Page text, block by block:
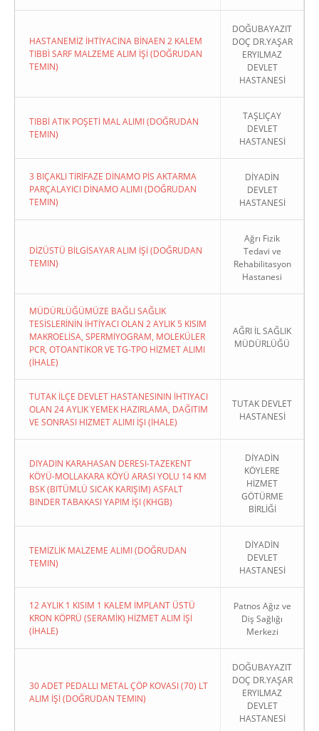
HASTANEMİZ İHTİYACINA BİNAEN 2 KALEM
TIBBİ SARF MALZEME ALIM İŞİ (DOĞRUDAN
TEMIN)
DOĞUBAYAZIT
DOÇ DR.YAŞAR
ERYILMAZ
DEVLET
HASTANESİ
TIBBİ ATIK POŞETİ MAL ALIMI (DOĞRUDAN
TEMIN)
TAŞLIÇAY
DEVLET
HASTANESİ
3 BIÇAKLI TİRİFAZE DİNAMO PİS AKTARMA
PARÇALAYICI DİNAMO ALIMI (DOĞRUDAN
TEMIN)
DİYADİN
DEVLET
HASTANESİ
DİZÜSTÜ BİLGİSAYAR ALIM İŞİ (DOĞRUDAN
TEMIN)
Ağrı Fizik
Tedavi ve
Rehabilitasyon
Hastanesi
MÜDÜRLÜĞÜMÜZE BAĞLI SAĞLIK
TESİSLERİNİN İHTİYACI OLAN 2 AYLIK 5 KISIM
MAKROELİSA, SPERMİYOGRAM, MOLEKÜLER
PCR, OTOANTİKOR VE TG-TPO HİZMET ALIMI
(İHALE)
AĞRI İL SAĞLIK
MÜDÜRLÜĞÜ
TUTAK İLÇE DEVLET HASTANESININ İHTIYACI
OLAN 24 AYLIK YEMEK HAZIRLAMA, DAĞITIM
VE SONRASI HIZMET ALIMI İŞI (İHALE)
TUTAK DEVLET
HASTANESİ
DIYADIN KARAHASAN DERESI-TAZEKENT
KÖYÜ-MOLLAKARA KÖYÜ ARASI YOLU 14 KM
BSK (BITÜMLÜ SICAK KARIŞIM) ASFALT
BINDER TABAKASI YAPIM İŞI (KHGB)
DİYADİN
KÖYLERE
HİZMET
GÖTÜRME
BİRLİĞİ
TEMİZLİK MALZEME ALIMI (DOĞRUDAN
TEMIN)
DİYADİN
DEVLET
HASTANESİ
12 AYLIK 1 KISIM 1 KALEM İMPLANT ÜSTÜ
KRON KÖPRÜ (SERAMİK) HİZMET ALIM İŞİ
(İHALE)
Patnos Ağız ve
Diş Sağlığı
Merkezi
30 ADET PEDALLI METAL ÇÖP KOVASI (70) LT
ALIM İŞİ (DOĞRUDAN TEMIN)
DOĞUBAYAZIT
DOÇ DR.YAŞAR
ERYILMAZ
DEVLET
HASTANESİ